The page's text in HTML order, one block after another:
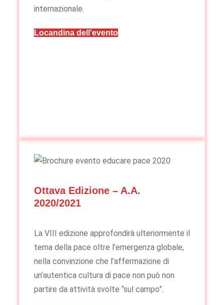
internazionale.
Locandina dell'evento
Ottava Edizione – A.A.
2020/2021
La VIII edizione approfondirà ulteriormente il
tema della pace oltre l’emergenza globale,
nella convinzione che l’affermazione di
un’autentica cultura di pace non può non
partire da attività svolte “sul campo”.